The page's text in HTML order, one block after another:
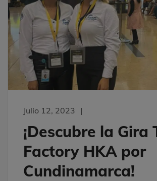
Julio 12, 2023
¡Descubre la Gira
Factory HKA por
Cundinamarca!